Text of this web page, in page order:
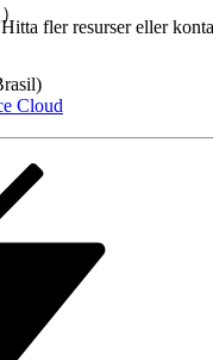
fler resurser eller
Cloud